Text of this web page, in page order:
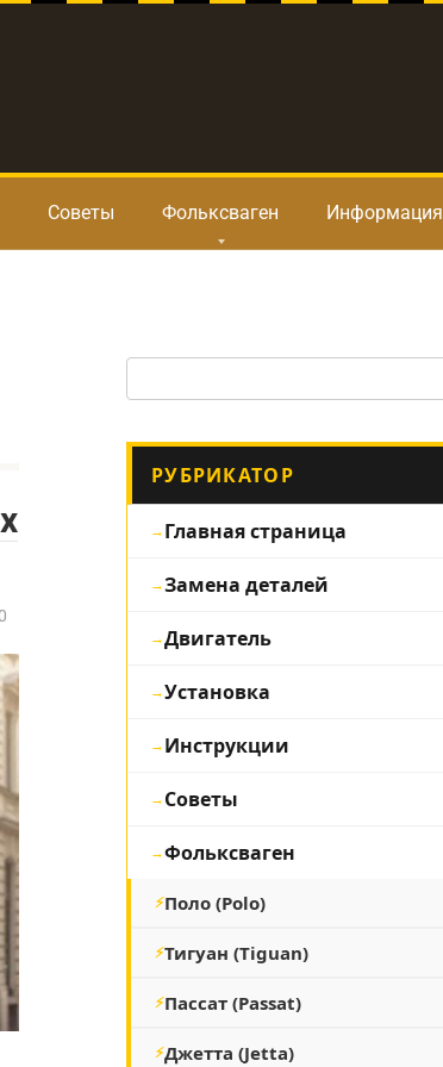
Советы Фольксваген Информация
0
РУБРИКАТОР
Главная страница
Замена деталей
Двигатель
Установка
Инструкции
Советы
Фольксваген
Поло (Polo)
Тигуан (Tiguan)
Пассат (Passat)
Джетта (Jetta)